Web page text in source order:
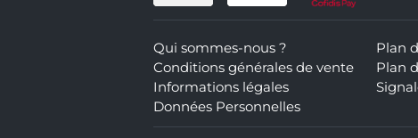
Qui sommes-nous ?
Conditions générales de vente
Informations légales
Données Personnelles
Plan
Plan